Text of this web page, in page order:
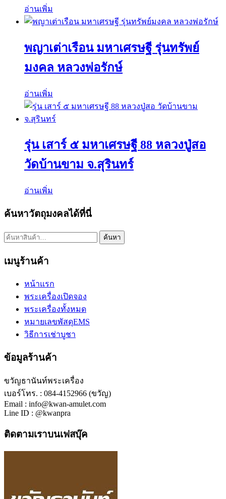
อ่านเพิ่ม
พญาเต่าเรือน มหาเศรษฐี รุ่นทรัพย์
มงคล หลวงพ่อรักษ์
อ่านเพิ่ม
รุ่น เสาร์ ๕ มหาเศรษฐี 88 หลวงปู่สอ
วัดบ้านขาม จ.สุรินทร์
อ่านเพิ่ม
ค้นหาวัตถุมงคลได้ที่นี่
ค้นหา: ค้นหา
เมนูร้านค้า
หน้าแรก
พระเครื่องเปิดจอง
พระเครื่องทั้งหมด
หมายเลขพัสดุEMS
วิธีการเช่าบูชา
ข้อมูลร้านค้า
ขวัญธานันท์พระเครื่อง
เบอร์โทร. : 084-4152966 (ขวัญ)
Email : info@kwan-amulet.com
Line ID : @kwanpra
ติดตามเราบนเฟสบุ๊ค